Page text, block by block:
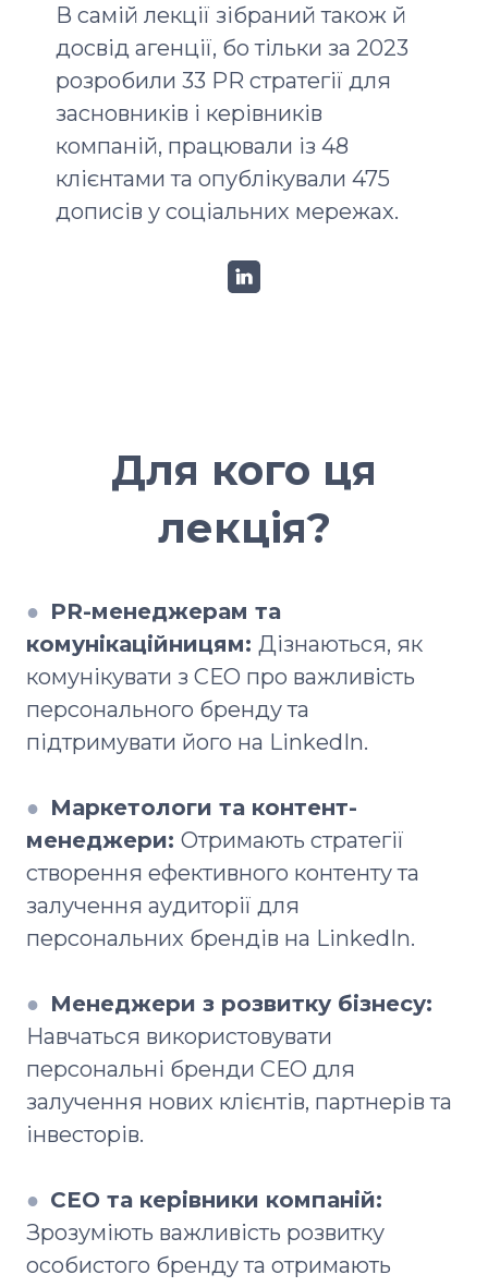
В самій лекції зібраний також й
досвід агенції, бо тільки за 2023
розробили 33 PR стратегії для
засновників і керівників
компаній, працювали із 48
клієнтами та опублікували 475
дописів у соціальних мережах.
Для кого ця
лекція?
● PR-менеджерам та
комунікаційницям: Дізнаються, як
комунікувати з СЕО про важливість
персонального бренду та
підтримувати його на LinkedIn.
● Маркетологи та контент-
менеджери: Отримають стратегії
створення ефективного контенту та
залучення аудиторії для
персональних брендів на LinkedIn.
● Менеджери з розвитку бізнесу:
Навчаться використовувати
персональні бренди СЕО для
залучення нових клієнтів, партнерів та
інвесторів.
● СЕО та керівники компаній:
Зрозуміють важливість розвитку
особистого бренду та отримають